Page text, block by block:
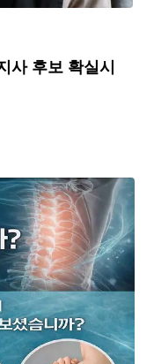
사 후보 확실시